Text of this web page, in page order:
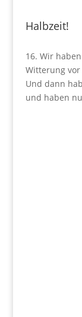
Halbzeit!
16. Wir
Witterung vor
Und dann
und haben